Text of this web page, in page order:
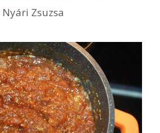
Nyári Zsuzsa